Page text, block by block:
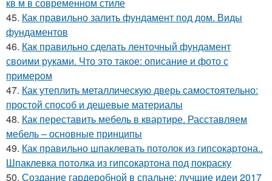
кв м в современном стиле
45. Как правильно залить фундамент под дом. Виды
фундаментов
46. Как правильно сделать ленточный фундамент
своими руками. Что это такое: описание и фото с
примером
47. Как утеплить металлическую дверь самостоятельно:
простой способ и дешевые материалы
48. Как переставить мебель в квартире. Расставляем
мебель – основные принципы
49. Как правильно шпаклевать потолок из гипсокартона..
Шпаклевка потолка из гипсокартона под покраску
50. Создание гардеробной в спальне: лучшие идеи 2017